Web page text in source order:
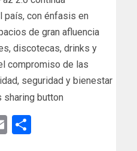
país, con énfasis en
de gran afluencia
discotecas, drinks y
compromiso de las
seguridad y bienestar
Email